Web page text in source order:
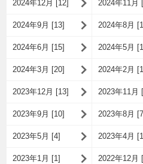
2024年12月 [12] 2024年11月
2024年9月 [13] 2024年8月
2024年6月 [15] 2024年5月
2024年3月 [20] 2024年2月
2023年12月 [13] 2023年11月
2023年9月 [10] 2023年8月
2023年5月 [4] 2023年4月
2023年1月 [1] 2022年12月